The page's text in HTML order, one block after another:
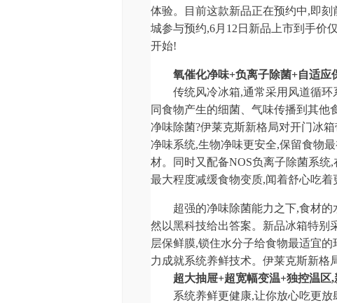
体验。目前这款新品正在预约中,即
城参与预约,6月12日新品上市到手价
开始!
氧催化净味+负离子除菌+自适应
传统风冷冰箱,通常采用风道循
同食物产生的细菌、气味传播到其他
净味除菌?伊莱克斯新格局对开门冰
净味系统,生物净味更安全,保留食物
材。同时又配备NOS负离子除菌系统
最大程度减缓食物变质,闻着舒心吃着
超强的净味除菌能力之下,食材
然以黑科技给出答案。新品冰箱特别
层保鲜膜,锁住水分子给食物最适宜
力成就系统养鲜技术。伊莱克斯新格
超大抽屉+超宽幅变温+独控温区
系统养鲜更健康,让你放心吃更